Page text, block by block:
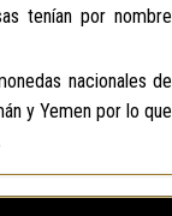
tenían por nombre
nacionales de
y Yemen por lo que